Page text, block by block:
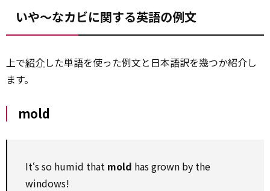
いや～なカビに関する英語の例文
上で紹介した単語を使った例文と日本語訳を幾つか紹介し
ます。
mold
It‘s so humid that mold has grown by the
windows!